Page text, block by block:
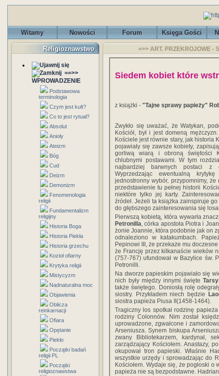
Witamy Nowości Forum Księga Gości
Religioznawstwo
==>>
WPROWADZENIE
Podstawowa
terminologia
Czym jest kult?
Co to jest rytuał?
Absolut
Anioły
Ateizm
Bóg
Cud
Deizm
Demonizm
Fenomenologia
religii
Fundamentalizm
religijny
Historia Boga
Historia Piekła
Historia grzechu
Kozioł ofiarny
Krytyka religii
Mistycyzm
Nadnaturalna moc
Objawienia
Oblicza
reinkarnacji
Ofiara
Opętanie
Piekło
Początki badań
religii PL
Początki
religioznawstwa
=>> ART. PRZEKROJOWE
Siedem kobiet które
z książki - "Tajne sprawy papieży"
Zwykło się uważać, że Watykan,
Kościół, był i jest domeną
Kościele jest równie stary, jak historia
pojawiały się zawsze kobiety,
gorliwą wiarą i obroną świętości
chlubnymi postawami. W tym
najbardziej barwnych postaci z
Wyprzedzając ewentualną
jednostronny wybór, przypomnimy,
przedstawienie tu pełnej historii
niektóre tylko jej karty.
źródeł. Jeżeli ta książka zainspiruje
do głębszego zainteresowania się
Pierwszą kobietą, która wywarła
Petronilla, córka apostoła Piotra i
żonie Joannie, która podobnie jak on
odnaleziono w katakumbach.
Pepinowi III, że przekaże mu
że Francję przez kilkanaście wieków
(757-767) ufundował w Bazylice św.
Petronilli.
Na dworze papieskim pojawiało się
nich były między innymi święte
także świętego. Doniosłą rolę
siostry. Przykładem niech będzie
siostra papieża Piusa II(1458-1464).
Tragiczny los spotkał rodzinę
rodziny Colonnów. Nim został
uprowadzone, zgwałcone i
Arseniusza. Synem biskupa
zwany Bibliotekarzem, kardynał,
zarządzający Kościołem. Anastazy,
okupował tron papieski. Właśnie
wszystkie urzędy i sprowadzając do
Kościołem. Wydaje się, że pogłoski
papieża nie są bezpodstawne.